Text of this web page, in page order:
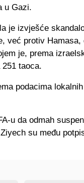
u Gazi.
je izvješće
već protiv Hamasa,
je, prema
taoca.
podacima lokalnih
u da odmah
su među